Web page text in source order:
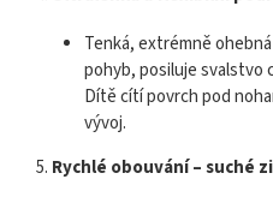
Tenká, extrémně
pohyb, posiluje svalstvo
Dítě cítí povrch pod
vývoj.
5. Rychlé obouvání – suché